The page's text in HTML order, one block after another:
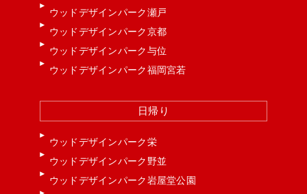
ウッドデザインパーク瀬戸
ウッドデザインパーク京都
ウッドデザインパーク与位
ウッドデザインパーク福岡宮若
日帰り
ウッドデザインパーク栄
ウッドデザインパーク野並
ウッドデザインパーク岩屋堂公園